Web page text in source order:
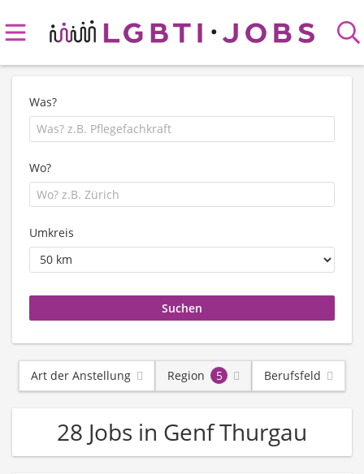
Was?
Wo?
Umkreis
Art der Anstellung Region 5 Berufsfeld
28 Jobs in Genf Thurgau